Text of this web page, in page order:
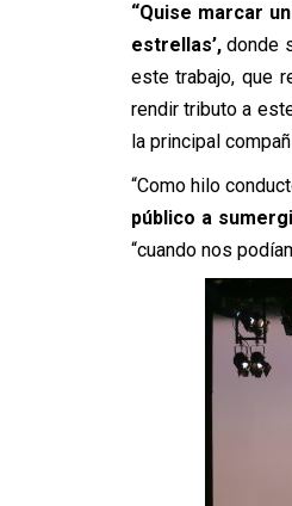
“Quise marcar
estrellas’,donde
este trabajo, que
rendir tributo a
la principal
“Como hilo
público a
“cuando nos